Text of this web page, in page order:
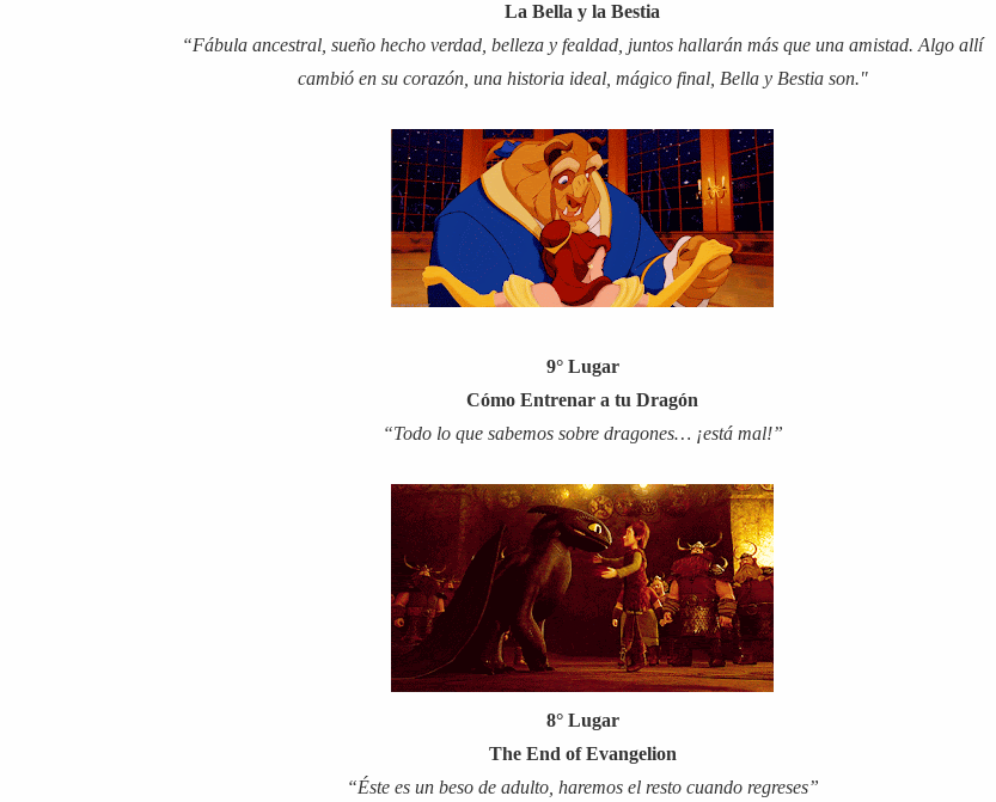
La Bella y la Bestia
“Fábula ancestral, sueño hecho verdad, belleza y fealdad, juntos hallarán más que una amistad. Algo allí
cambió en su corazón, una historia ideal, mágico final, Bella y Bestia son."
9° Lugar
Cómo Entrenar a tu Dragón
“Todo lo que sabemos sobre dragones… ¡está mal!”
8° Lugar
The End of Evangelion
“Éste es un beso de adulto, haremos el resto cuando regreses”